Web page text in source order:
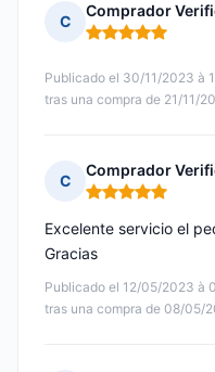
C
Comprador
Nota: 5 de 5
Publicado el 30/11/2023 à
tras una compra de 21/11/
C
Comprador
Nota: 5 de 5
Publicado el 12/05/2023 à
tras una compra de 08/05/
Excelente servicio el
Gracias